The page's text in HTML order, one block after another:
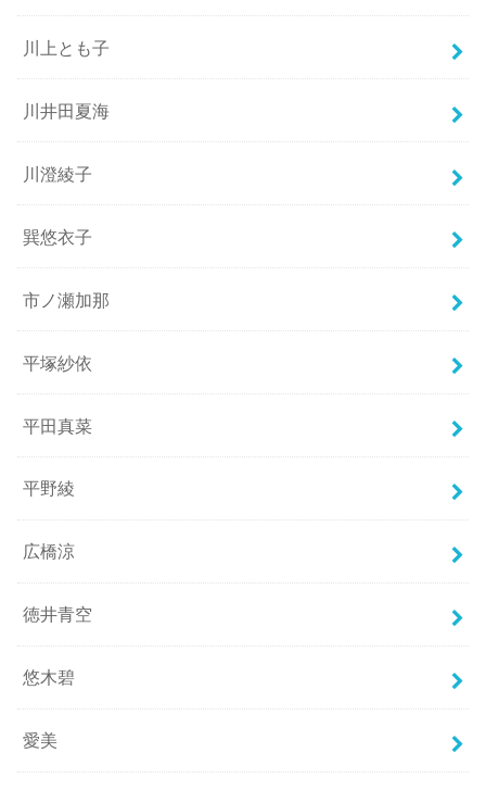
川上とも子
川井田夏海
川澄綾子
巽悠衣子
市ノ瀬加那
平塚紗依
平田真菜
平野綾
広橋涼
徳井青空
悠木碧
愛美